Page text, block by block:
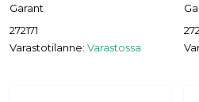
Garant
272171
Varastotilanne: Varastossa